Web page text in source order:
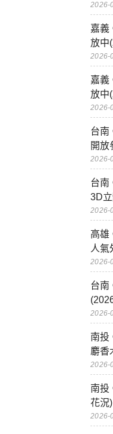
2026-
嘉義
放中
2026-
嘉義
放中
2026-
台南
開放
2026-
台南
3D
2026-
高雄
人氣
2026-
台南
2026-
南投
麝香
2026-
南投
花況)
2026-